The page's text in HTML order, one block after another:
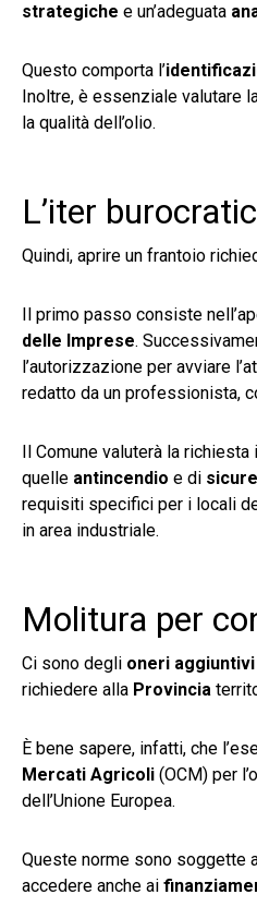
strategiche e un’adeguata
Questo comporta l’
Inoltre, è essenziale valutare
la qualità dell’olio.
L’iter
Quindi, aprire un frantoio
Il primo passo consiste
delle Imprese.
l’autorizzazione per avviare
redatto da un professionista,
Il Comune valuterà la
quelle antincendio e di
requisiti specifici per i locali
in area industriale.
Molitura per
Ci sono degli oneri aggiuntivi
richiedere alla Provincia
È bene sapere, infatti, che
Mercati Agricoli (OCM) per
dell’Unione Europea.
Queste norme sono soggette
accedere anche ai